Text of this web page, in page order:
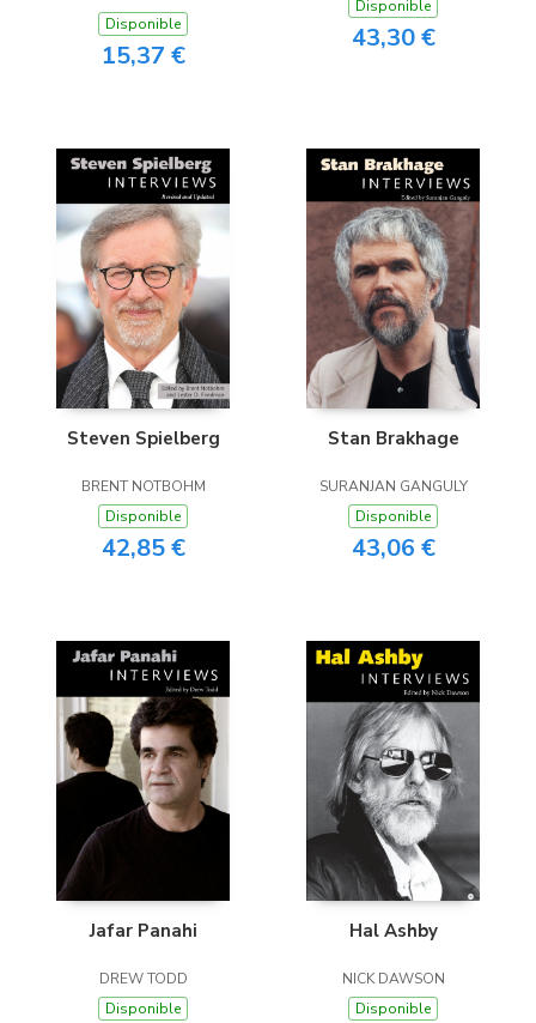
Disponible
15,37 €
Disponible
43,30 €
Steven Spielberg
BRENT NOTBOHM
Disponible
42,85 €
Stan Brakhage
SURANJAN GANGULY
Disponible
43,06 €
Jafar Panahi
DREW TODD
Disponible
Hal Ashby
NICK DAWSON
Disponible